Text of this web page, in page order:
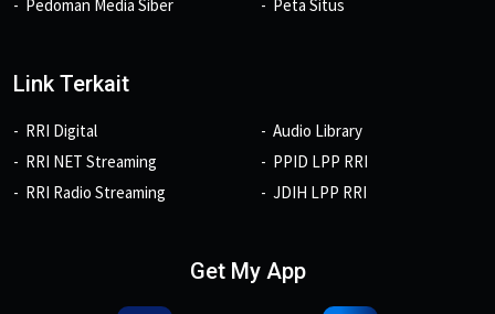
Pedoman Media Siber
Peta Situs
Link Terkait
RRI Digital
RRI NET Streaming
RRI Radio Streaming
Audio Library
PPID LPP RRI
JDIH LPP RRI
Get My App